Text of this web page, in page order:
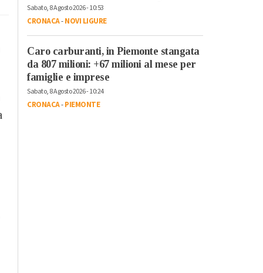
Sabato, 8 Agosto 2026 - 10:53
CRONACA-NOVI LIGURE
Caro carburanti, in Piemonte stangata
da 807 milioni: +67 milioni al mese per
famiglie e imprese
Sabato, 8 Agosto 2026 - 10:24
CRONACA-PIEMONTE